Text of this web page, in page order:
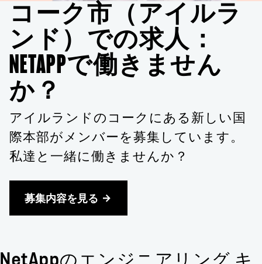
コーク市（アイルラ
ンド）での求人：
NETAPPで働きません
か？
アイルランドのコークにある新しい国
際本部がメンバーを募集しています。
私達と一緒に働きませんか？
募集内容を見る
NetAppのエンジニアリング キ